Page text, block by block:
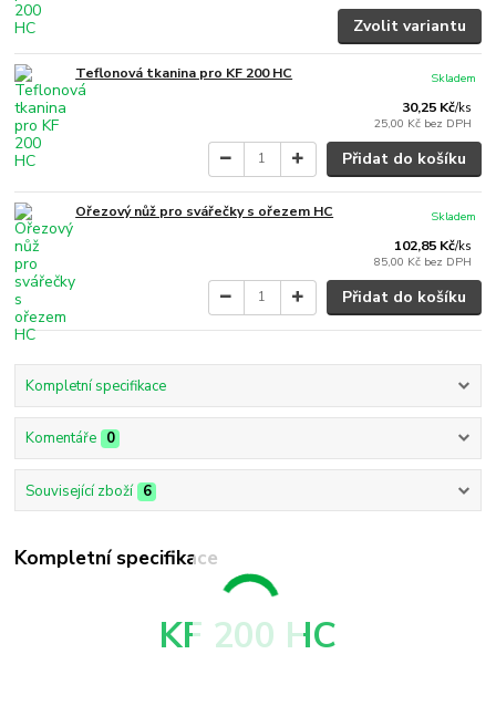
Zvolit variantu
Teflonová tkanina pro KF 200 HC
30,25 Kč/ks
25,00 Kč bez DPH
Skladem
Přidat do košíku
Ořezový nůž pro svářečky s ořezem HC
102,85 Kč/ks
85,00 Kč bez DPH
Skladem
Přidat do košíku
Kompletní specifikace
Komentáře 0
Související zboží 6
Kompletní specifikace
KF 200 HC